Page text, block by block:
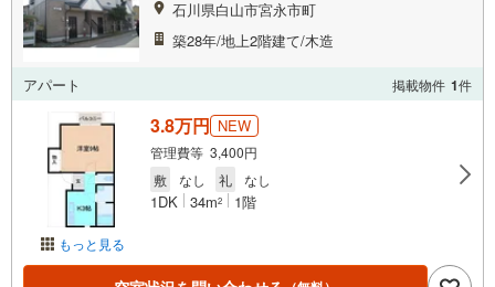
石川県白山市宮永市町
築28年/地上2階建て/木造
アパート 掲載物件 1件
もっと見る
3.8万円 NEW
管理費等 3,400円
敷
なし 礼 なし
1DK 34m2 1階